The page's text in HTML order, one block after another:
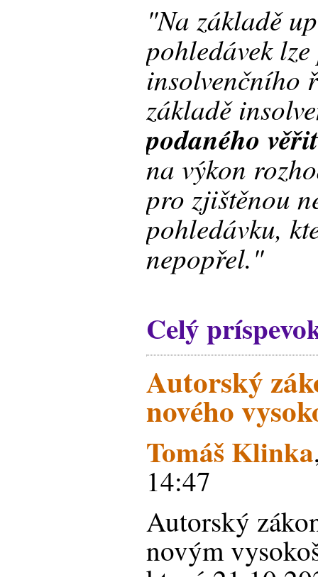
"Na základě
pohledávek
insolvenčního
základě
podaného
na výkon
pro zjištěnou
pohledávku,
nepopřel."
Celý
Autorský
nového
Tomáš Klinka
14:47
Autorský
novým